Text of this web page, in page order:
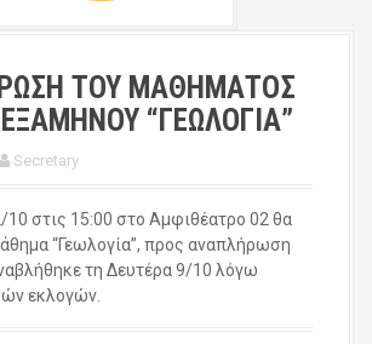
ΤΟΥ ΜΑΘΗΜΑΤΟΣ
“ΓΕΩΛΟΓΙΑ”
Secretary
10 στις 15:00 στο Αμφιθέατρο 02 θα
“Γεωλογία”, προς αναπλήρωση
τη Δευτέρα 9/10 λόγω
εκλογών.